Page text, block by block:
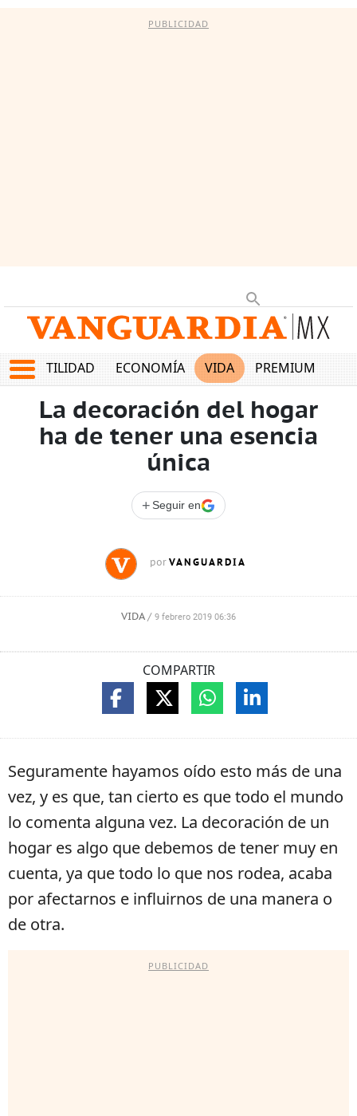
PUBLICIDAD
UTILIDAD ECONOMÍA VIDA PREMIUM
La decoración del hogar
ha de tener una esencia
única
+ Seguir en
porVANGUARDIA
VIDA / 9 febrero 2019 06:36
COMPARTIR
Seguramente hayamos oído esto más de una
vez, y es que, tan cierto es que todo el mundo
lo comenta alguna vez. La decoración de un
hogar es algo que debemos de tener muy en
cuenta, ya que todo lo que nos rodea, acaba
por afectarnos e influirnos de una manera o
de otra.
PUBLICIDAD